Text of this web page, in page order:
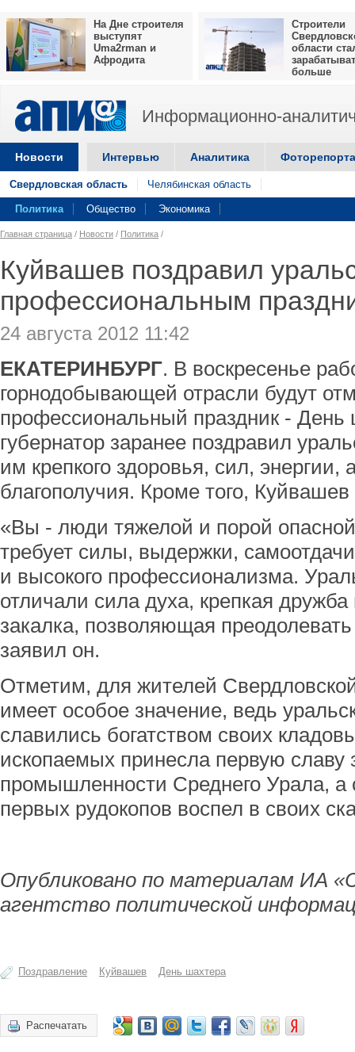
На Дне строителя
выступят
Uma2rman и
Афродита
Строители
области
больше
Информационно-
Новости Интервью Аналитика
Свердловская область Челябинская область
Политика Общество Экономика
Главная страница / Новости / Политика /
Куйвашев поздравил
профессиональным
24 августа 2012 11:42
ЕКАТЕРИНБУРГ. В воскресенье
горнодобывающей отрасли будут
профессиональный праздник - День
губернатор заранее поздравил
им крепкого здоровья, сил, энергии,
благополучия. Кроме того,
«Вы - люди тяжелой и порой
требует силы, выдержки,
и высокого профессионализма.
отличали сила духа, крепкая
закалка, позволяющая
заявил он.
Отметим, для жителей
имеет особое значение, ведь
славились богатством своих
ископаемых принесла первую
промышленности Среднего Урала, а
первых рудокопов воспел в своих
Опубликовано по материалам ИА
агентство политической
Поздравление Куйвашев День шахтера
Распечатать